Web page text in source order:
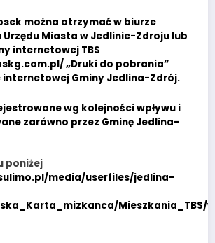
można otrzymać w biurze
Urzędu Miasta w Jedlinie-Zdroju lub
internetowej TBS
„Druki do pobrania”
internetowej Gminy Jedlina-Zdrój.
wg kolejności wpływu i
zarówno przez Gminę Jedlina-
poniżej
media/userfiles/jedlina-